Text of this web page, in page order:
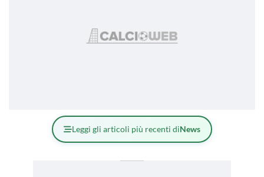
Leggi gli articoli più recenti diNews